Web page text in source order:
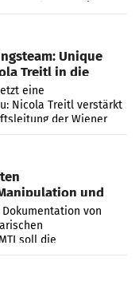
Unique
Treitl in die
eine
Nicola Treitl verstärkt
der Wiener
von Josef Kalina und
und
von
soll die
Manipulation und